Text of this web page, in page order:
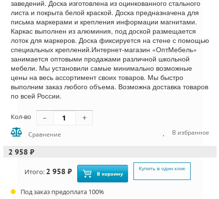
заведений. Доска изготовлена из оцинкованного стального
листа и покрыта белой краской. Доска предназначена для
письма маркерами и крепления информации магнитами.
Каркас выполнен из алюминия, под доской размещается
лоток для маркеров. Доска фиксируется на стене с помощью
специальных креплений.Интернет-магазин «ОптМебель»
занимается оптовыми продажами различной школьной
мебели. Мы установили самые минимально возможные
цены на весь ассортимент своих товаров. Мы быстро
выполним заказ любого объема. Возможна доставка товаров
по всей России.
Кол-во
Сравнение В избранное
2 958 ₽
Итого: 2 958 ₽ В корзину
Купить в один клик
Под заказ предоплата 100%